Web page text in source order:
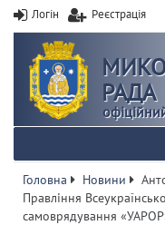
Логін Реєстрація
РАДА
Головна Новини
Правління
самоврядування